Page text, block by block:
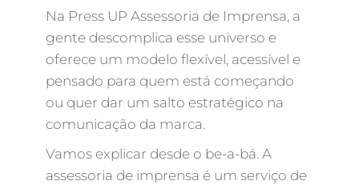
Na Press UP Assessoria de Imprensa, a
gente descomplica esse universo e
oferece um modelo flexível, acessível e
pensado para quem está começando
ou quer dar um salto estratégico na
comunicação da marca.
Vamos explicar desde o be-a-bá. A
assessoria de imprensa é um serviço de